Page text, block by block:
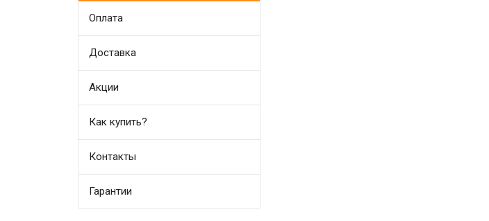
Оплата
Доставка
Акции
Как купить?
Контакты
Гарантии